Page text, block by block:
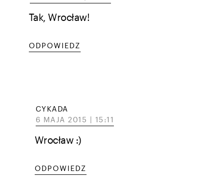
Tak, Wrocław!
ODPOWIEDZ
CYKADA
6 MAJA 2015 | 15:11
Wrocław :)
ODPOWIEDZ